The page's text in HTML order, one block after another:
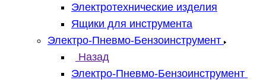
Электротехнические изделия
Ящики для инструмента
Электро-Пневмо-Бензоинструмент
Назад
Электро-Пневмо-Бензоинструмент